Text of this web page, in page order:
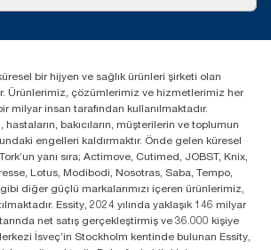
00
Ürünleri Sanayi ve Ticaret
Kuriş Kule İş Merkezi, Cevizli Mah.
Yol Cad. No 2
/ Istanbul / Turkey
bir hijyen ve sağlık ürünleri şirketi olan
Ürünlerimiz, çözümlerimiz ve hizmetlerimiz her
milyar insan tarafından kullanılmaktadır.
bakıcıların, müşterilerin ve toplumun
engelleri kaldırmaktır. Önde gelen küresel
yanı sıra; Actimove, Cutimed, JOBST, Knix,
Lotus, Modibodi, Nosotras, Saba, Tempo,
diğer güçlü markalarımızı içeren ürünlerimiz,
Essity, 2024 yılında yaklaşık 146 milyar
net satış gerçekleştirmiş ve 36.000 kişiye
İsveç’in Stockholm kentinde bulunan Essity,